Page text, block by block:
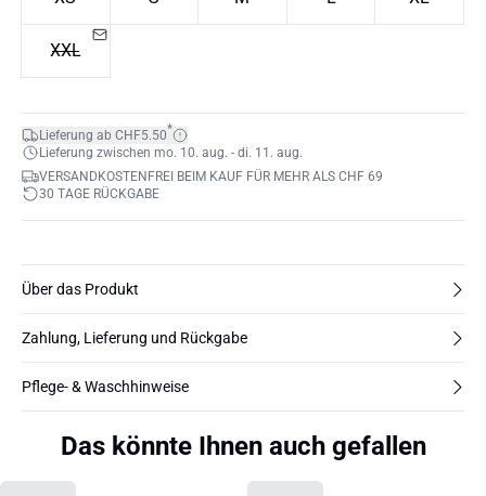
XXL
Lieferung ab CHF5.50*
Lieferung zwischen mo. 10. aug. - di. 11. aug.
VERSANDKOSTENFREI BEIM KAUF FÜR MEHR ALS CHF 69
30 TAGE RÜCKGABE
Über das Produkt
Zahlung, Lieferung und Rückgabe
Pflege- & Waschhinweise
Das könnte Ihnen auch gefallen